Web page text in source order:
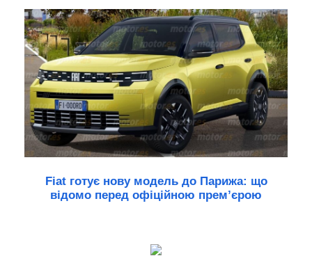
Fiat готує нову модель до Парижа: що
відомо перед офіційною прем’єрою